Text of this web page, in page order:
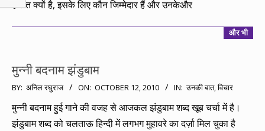
हालत क्यों है, इसके लिए कौन जिम्मेदार हैं और उनकेऔर
और भी
मुन्नी बदनाम झंडुबाम
2010-
10-
12
BY: अनिल रघुराज ON: OCTOBER 12, 2010 IN: उनकी बात,विचार
मुन्नी बदनाम हुई गाने की वजह से आजकल झंडुबाम शब्द खूब चर्चा में है।
झंडुबाम शब्द को चलताऊ हिन्दी में लगभग मुहावरे का दर्ज़ा मिल चुका है